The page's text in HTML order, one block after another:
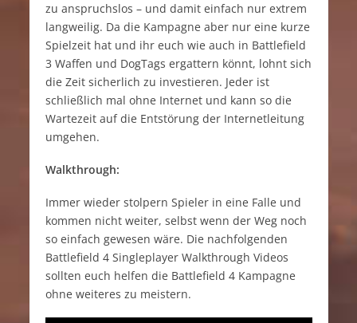
zu anspruchslos – und damit einfach nur extrem
langweilig. Da die Kampagne aber nur eine kurze
Spielzeit hat und ihr euch wie auch in Battlefield
3 Waffen und DogTags ergattern könnt, lohnt sich
die Zeit sicherlich zu investieren. Jeder ist
schließlich mal ohne Internet und kann so die
Wartezeit auf die Entstörung der Internetleitung
umgehen.
Walkthrough:
Immer wieder stolpern Spieler in eine Falle und
kommen nicht weiter, selbst wenn der Weg noch
so einfach gewesen wäre. Die nachfolgenden
Battlefield 4 Singleplayer Walkthrough Videos
sollten euch helfen die Battlefield 4 Kampagne
ohne weiteres zu meistern.